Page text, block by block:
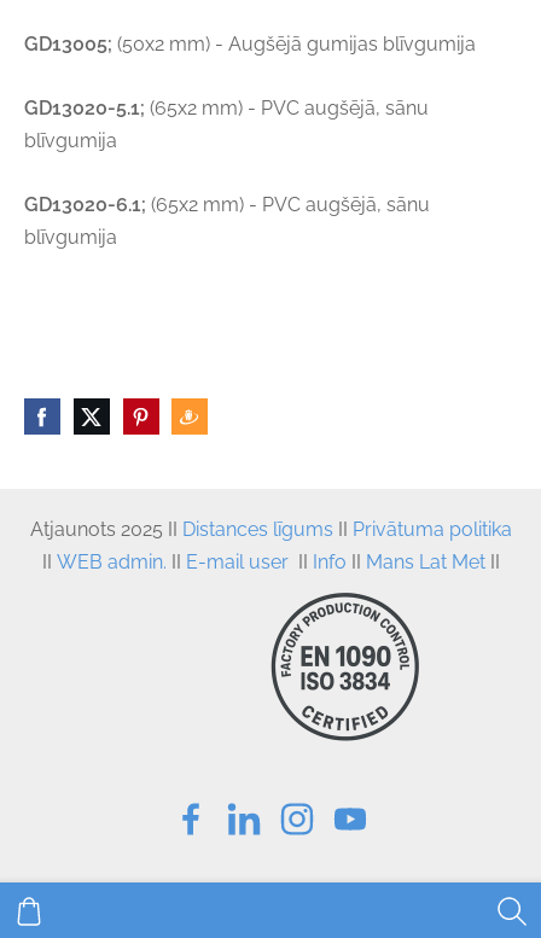
GD13005; (50x2 mm) - Augšējā gumijas blīvgumija
GD13020-5.1; (65x2 mm) - PVC augšējā, sānu
blīvgumija
GD13020-6.1; (65x2 mm) - PVC augšējā, sānu
blīvgumija
Atjaunots 2025 II Distances līgums II Privātuma politika
II WEB admin. II E-mail userII Info II Mans Lat MetII